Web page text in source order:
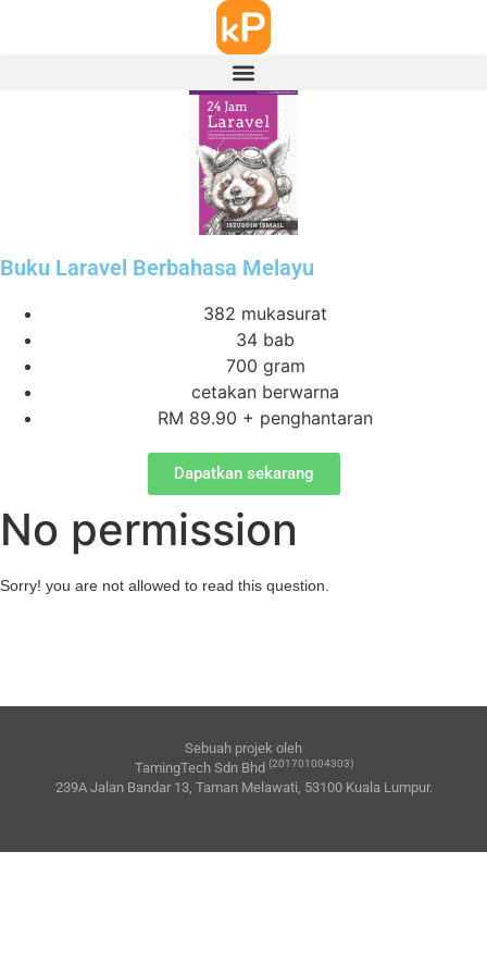
Buku Laravel Berbahasa Melayu
382 mukasurat
34 bab
700 gram
cetakan berwarna
RM 89.90 + penghantaran
Dapatkan sekarang
No permission
Sorry! you are not allowed to read this question.
Sebuah projek oleh
TamingTech Sdn Bhd (201701004303)
239A Jalan Bandar 13, Taman Melawati, 53100 Kuala Lumpur.